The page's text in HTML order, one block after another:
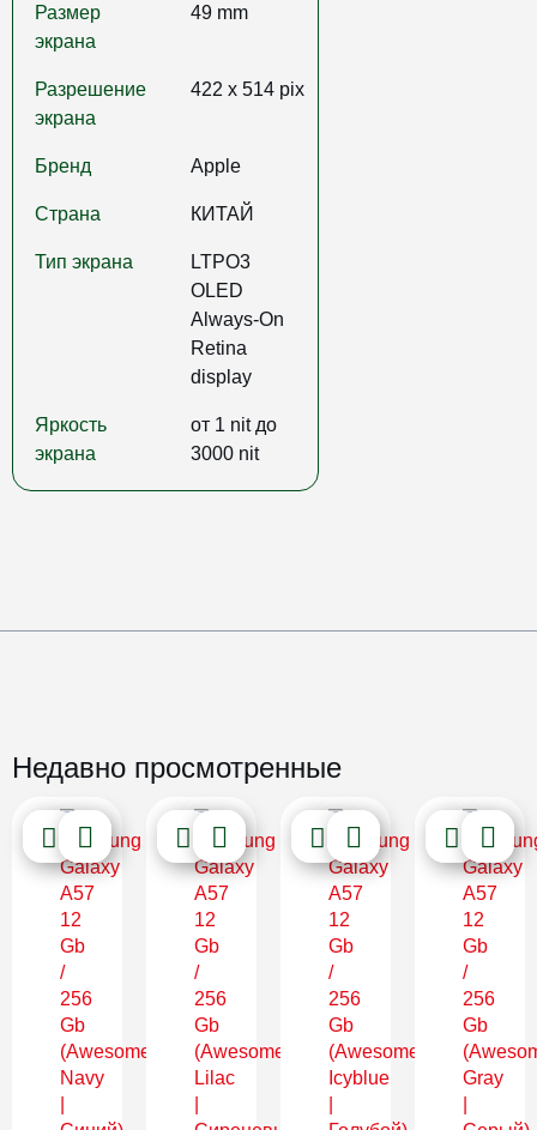
Размер
экрана
49 mm
Разрешение
экрана
422 x 514 pix
Бренд Apple
Страна КИТАЙ
Тип экрана
LTPO3
OLED
Always‑On
Retina
display
Яркость
экрана
от 1 nit до
3000 nit
Недавно просмотренные